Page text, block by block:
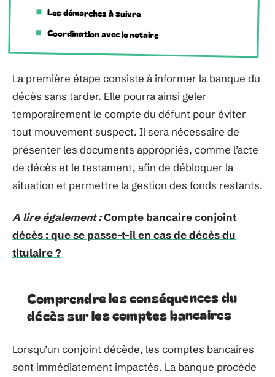
Les démarches à suivre
Coordination avec le notaire
La première étape consiste à informer la banque du
décès sans tarder. Elle pourra ainsi geler
temporairement le compte du défunt pour éviter
tout mouvement suspect. Il sera nécessaire de
présenter les documents appropriés, comme l’acte
de décès et le testament, afin de débloquer la
situation et permettre la gestion des fonds restants.
A lire également :Compte bancaire conjoint
décès : que se passe-t-il en cas de décès du
titulaire ?
Comprendre les conséquences du
décès sur les comptes bancaires
Lorsqu’un conjoint décède, les comptes bancaires
sont immédiatement impactés. La banque procède